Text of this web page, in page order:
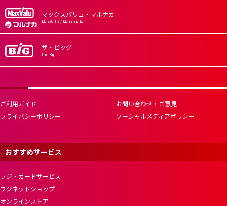
マックスバリュ・マルナカ
MaxValu / Marunaka
ザ・ビッグ
the Big
ご利用ガイド
お問い合わせ・ご意見
プライバシーポリシー
ソーシャルメディアポリシー
おすすめサービス
フジ・カードサービス
フジネットショップ
オンラインストア